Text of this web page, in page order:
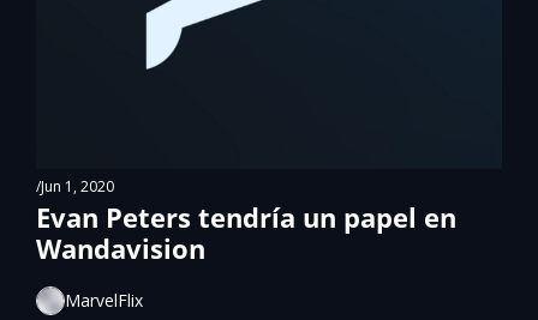
/Jun 1, 2020
Evan Peters tendría un papel en
Wandavision
MarvelFlix